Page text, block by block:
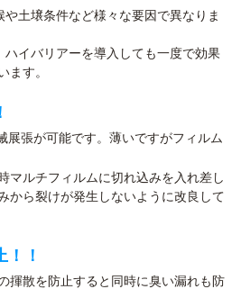
土壌条件など様々な要因で異なりま
イバリアーを導入しても一度で効果
ます。
展張が可能です。薄いですがフィルム
マルチフィルムに切れ込みを入れ差し
から裂けが発生しないように改良して
！
揮散を防止すると同時に臭い漏れも防